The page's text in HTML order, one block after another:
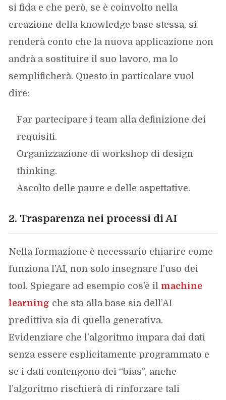
si fida e che però, se è coinvolto nella
creazione della knowledge base stessa, si
renderà conto che la nuova applicazione non
andrà a sostituire il suo lavoro, ma lo
semplificherà. Questo in particolare vuol
dire:
Far partecipare i team alla definizione dei
requisiti.
Organizzazione di workshop di design
thinking.
Ascolto delle paure e delle aspettative.
2. Trasparenza nei processi di AI
Nella formazione è necessario chiarire come
funziona l’AI, non solo insegnare l’uso dei
tool. Spiegare ad esempio cos’è il machine
learning che sta alla base sia dell’AI
predittiva sia di quella generativa.
Evidenziare che l’algoritmo impara dai dati
senza essere esplicitamente programmato e
se i dati contengono dei “bias”, anche
l’algoritmo rischierà di rinforzare tali